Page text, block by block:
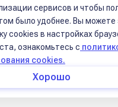
половины с
Ян
сервисов и чтобы
было удобнее. Вы можете
сookies в настройках
ознакомьтесь с
cookies.
Хорошо